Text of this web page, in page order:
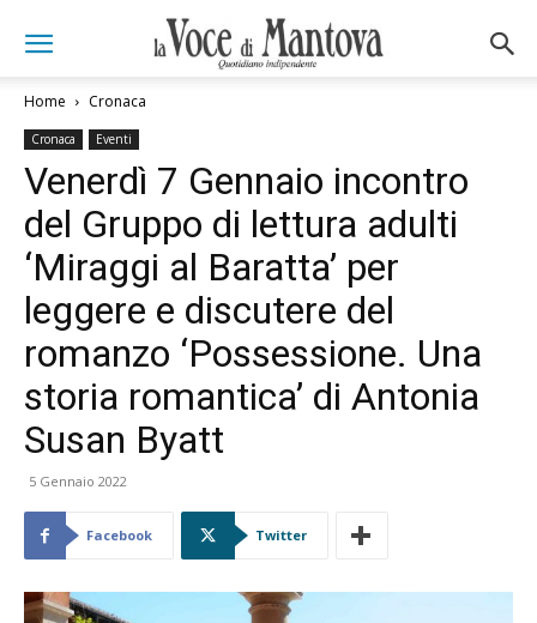
Home Cronaca
Cronaca Eventi
Venerdì 7 Gennaio incontro
del Gruppo di lettura adulti
‘Miraggi al Baratta’ per
leggere e discutere del
romanzo ‘Possessione. Una
storia romantica’ di Antonia
Susan Byatt
5 Gennaio 2022
Facebook Twitter